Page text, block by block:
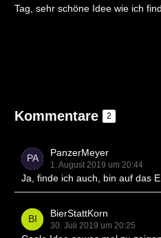
Tag, sehr schöne Idee wie ich
Kommentare 2
PanzerMeyer
1. August 2019 um 20:44
Ja, finde ich auch, bin auf das
BierStattKorn
30. Juli 2019 um 20:25